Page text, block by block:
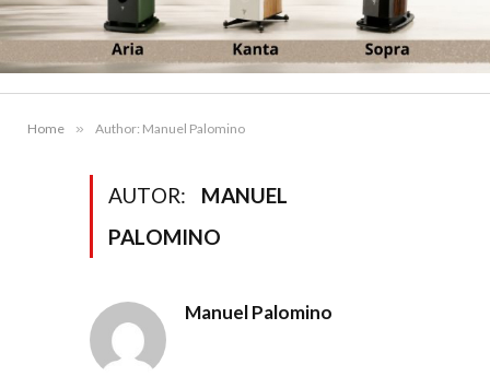
Home » Author: Manuel Palomino
AUTOR:
MANUEL
PALOMINO
Manuel Palomino